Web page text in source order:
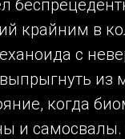
крайним в
с
из
когда
и самосвалы.